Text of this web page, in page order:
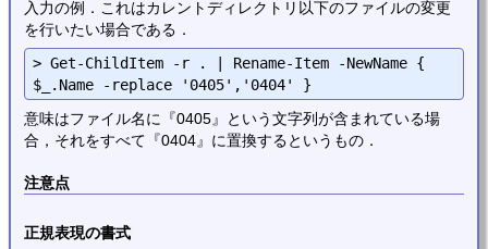
入力の例．これはカレントディレクトリ以下のファイルの変更
を行いたい場合である．
> Get-ChildItem -r . | Rename-Item -NewName {
意味はファイル名に『0405』という文字列が含まれている場
合，それをすべて『0404』に置換するというもの．
注意点
正規表現の書式